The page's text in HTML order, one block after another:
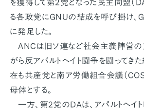
を獲得して第2党となった民主同盟（
る各政党にGNUの結成を呼び掛け、
に発足した。
ANCは旧ソ連など社会主義陣営の
がら反アパルトヘイト闘争を闘ってき
在も共産党と南ア労働組合会議（
母体とする。
一方、第2党のDAは、アパルトヘイ